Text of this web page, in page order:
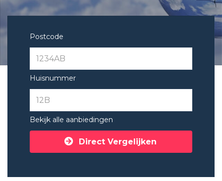
Postcode
Huisnummer
Bekijk alle aanbiedingen
Direct Vergelijken